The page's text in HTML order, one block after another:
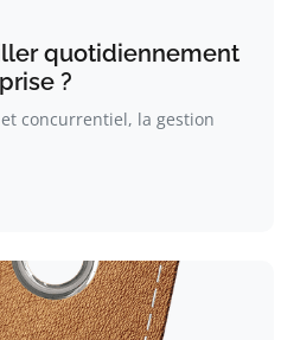
quotidiennement
?
concurrentiel, la gestion